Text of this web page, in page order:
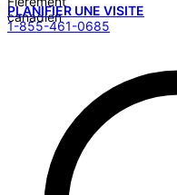
PLANIFIER UNE VISITE
1-855-461-0685